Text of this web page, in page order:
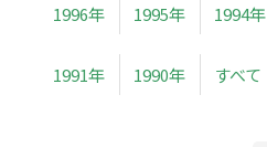
1996年 1995年 1994年
1991年 1990年 すべて